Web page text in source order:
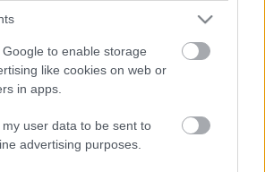
to enable storage
like cookies on web or
in apps.
user data to be sent to
advertising purposes.
elnök